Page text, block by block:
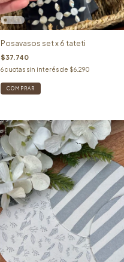
Posavasos set x 6 tateti
$37.740
6 cuotas sin interés de $6.290